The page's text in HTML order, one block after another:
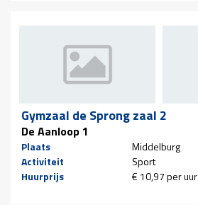
Gymzaal de Sprong zaal 2
De Aanloop 1
Plaats
Middelburg
Activiteit
Sport
Huurprijs
€ 10,97 per uur